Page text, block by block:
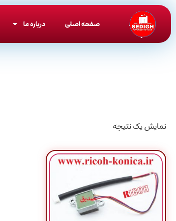
صفحه اصلی درباره ما
نمایش یک نتیجه